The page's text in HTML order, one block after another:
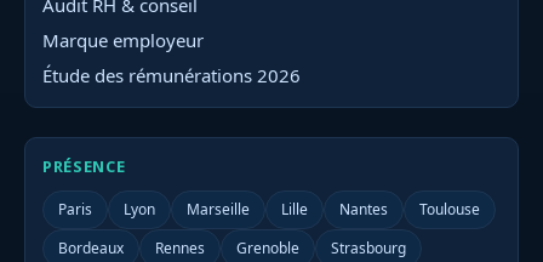
Marque employeur
Étude des rémunérations 2026
PRÉSENCE
Paris Lyon Marseille Lille Nantes
Toulouse
Bordeaux
Rennes Grenoble
Strasbourg